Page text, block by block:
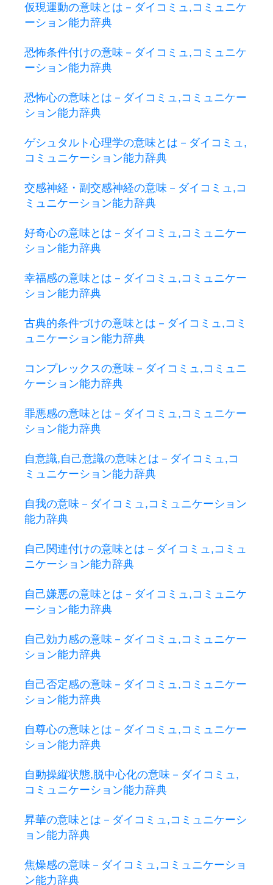
仮現運動の意味とは－ダイコミュ,コミュニケ
ーション能力辞典
恐怖条件付けの意味－ダイコミュ,コミュニケ
ーション能力辞典
恐怖心の意味とは－ダイコミュ,コミュニケー
ション能力辞典
ゲシュタルト心理学の意味とは－ダイコミュ,
コミュニケーション能力辞典
交感神経・副交感神経の意味－ダイコミュ,コ
ミュニケーション能力辞典
好奇心の意味とは－ダイコミュ,コミュニケー
ション能力辞典
幸福感の意味とは－ダイコミュ,コミュニケー
ション能力辞典
古典的条件づけの意味とは－ダイコミュ,コミ
ュニケーション能力辞典
コンプレックスの意味－ダイコミュ,コミュニ
ケーション能力辞典
罪悪感の意味とは－ダイコミュ,コミュニケー
ション能力辞典
自意識,自己意識の意味とは－ダイコミュ,コ
ミュニケーション能力辞典
自我の意味－ダイコミュ,コミュニケーション
能力辞典
自己関連付けの意味とは－ダイコミュ,コミュ
ニケーション能力辞典
自己嫌悪の意味とは－ダイコミュ,コミュニケ
ーション能力辞典
自己効力感の意味－ダイコミュ,コミュニケー
ション能力辞典
自己否定感の意味－ダイコミュ,コミュニケー
ション能力辞典
自尊心の意味とは－ダイコミュ,コミュニケー
ション能力辞典
自動操縦状態,脱中心化の意味－ダイコミュ,
コミュニケーション能力辞典
昇華の意味とは－ダイコミュ,コミュニケーシ
ョン能力辞典
焦燥感の意味－ダイコミュ,コミュニケーショ
ン能力辞典